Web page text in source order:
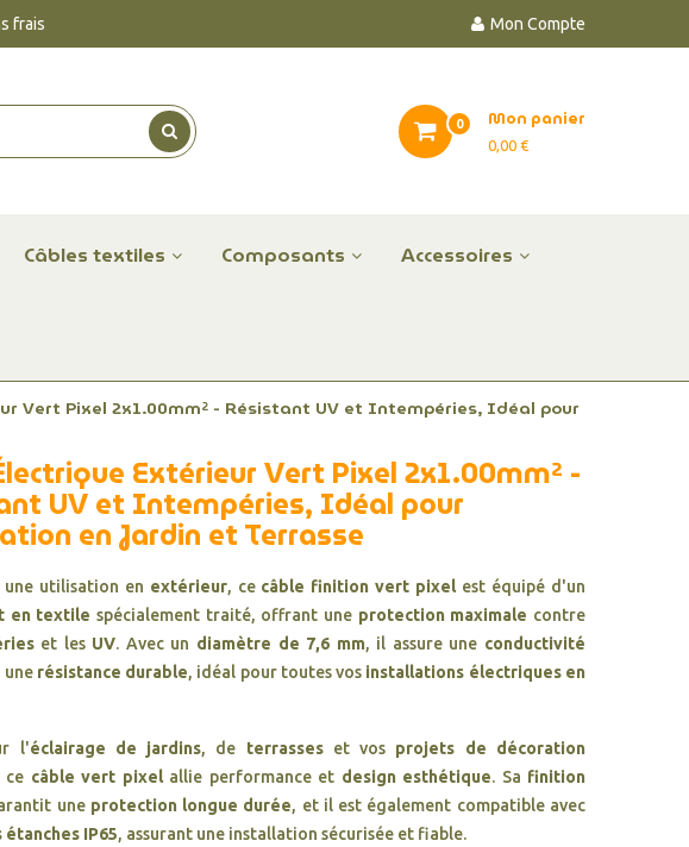
Mon Compte
frais
Mon panier
0,00 €
0
Câbles textiles Composants Accessoires
Vert Pixel 2x1.00mm² - Résistant UV et Intempéries, Idéal pour
Extérieur Vert Pixel 2x1.00mm² -
UV et Intempéries, Idéal pour
en Jardin et Terrasse
une utilisation en extérieur, ce câble finition vert pixelest équipé d'un
en textile spécialement traité, offrant une protection maximale contre
et les UV. Avec un diamètre de 7,6 mm, il assure une conductivité
une résistance durable, idéal pour toutes vos installations électriques en
l'éclairage de jardins, de terrasseset vos projets de décoration
ce câble vert pixelallie performance et design esthétique. Sa finition
une protection longue durée, et il est également compatible avec
IP65, assurant une installation sécurisée et fiable.